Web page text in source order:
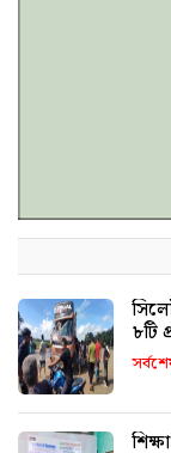
৮টি